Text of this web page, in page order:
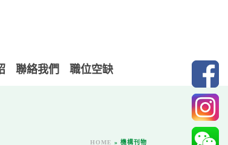
聯絡我們 職位空缺
HOME » 機構刊物